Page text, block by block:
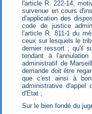
l'article R. 222-14,
survenue en cours
d'application des
code de justice
l'article R. 811-1 du
ceux sur lesquels le
dernier ressort ; qu'il
tendant à
administratif de
demande doit être
que c'est ainsi à
administrative d'appel
d'Etat ;
Sur le bien fondé du